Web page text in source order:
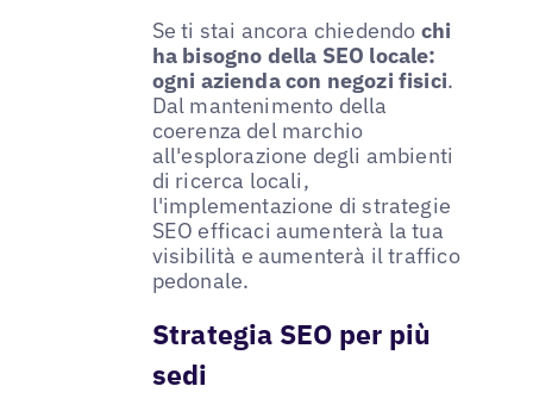
Se ti stai ancora chiedendo chi
ha bisogno della SEO locale:
ogni azienda con negozi fisici.
Dal mantenimento della
coerenza del marchio
all'esplorazione degli ambienti
di ricerca locali,
l'implementazione di strategie
SEO efficaci aumenterà la tua
visibilità e aumenterà il traffico
pedonale.
Strategia SEO per più
sedi